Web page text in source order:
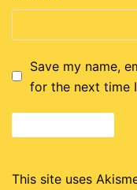
Save my name,
for the next time
This site uses